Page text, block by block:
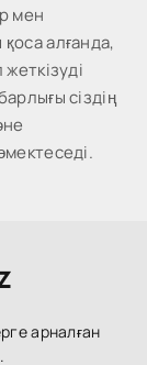
мен
алғанда,
сіздің
арналған